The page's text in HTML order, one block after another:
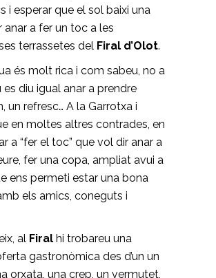
i esperar que el sol baixi una
anar a fer un toc a les
terrassetes del Firal d’Olot.
és molt rica i com sabeu, no a
diu igual anar a prendre
un refresc… A la Garrotxa i
en moltes altres contrades, en
a “fer el toc” que vol dir anar a
fer una copa, ampliat avui a
ens permeti estar una bona
els amics, coneguts i
al Firal hi trobareu una
gastronòmica des d’un un
orxata, una crep, un vermutet,